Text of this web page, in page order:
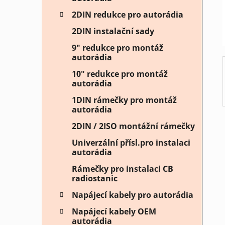
2DIN redukce pro autorádia
2DIN instalační sady
9" redukce pro montáž
autorádia
10" redukce pro montáž
autorádia
1DIN rámečky pro montáž
autorádia
2DIN / 2ISO montážní rámečky
Univerzální přísl.pro instalaci
autorádia
Rámečky pro instalaci CB
radiostanic
Napájecí kabely pro autorádia
Napájecí kabely OEM
autorádia